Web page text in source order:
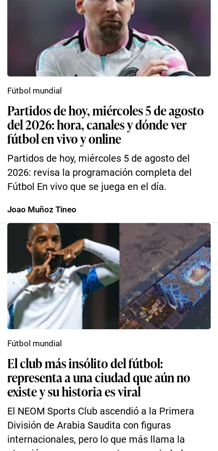
Partidos de hoy, miércoles 5 de agosto
del 2026: hora, canales y dónde ver
fútbol en vivo y online
Partidos de hoy, miércoles 5 de agosto del
2026: revisa la programación completa del
Fútbol En vivo que se juega en el día.
Fútbol mundial
Joao Muñoz Tineo
El club más insólito del fútbol:
representa a una ciudad que aún no
existe y su historia es viral
El NEOM Sports Club ascendió a la Primera
División de Arabia Saudita con figuras
internacionales, pero lo que más llama la
Fútbol mundial